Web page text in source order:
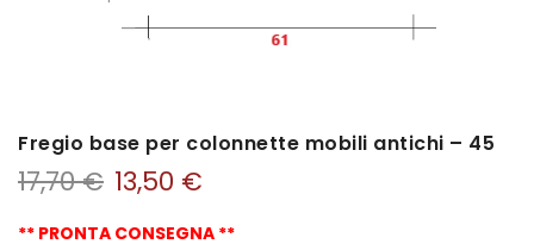
Fregio base per colonnette mobili antichi – 45
17,70€ 13,50 €
** PRONTA CONSEGNA **